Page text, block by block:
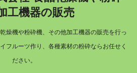
工機器の販売
燥機や粉砕機、その他加工機器の販売を行っ
フルーツ作り、各種素材の粉砕ならお任せく
ださい。